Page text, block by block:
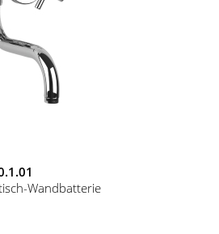
Wandbatterie